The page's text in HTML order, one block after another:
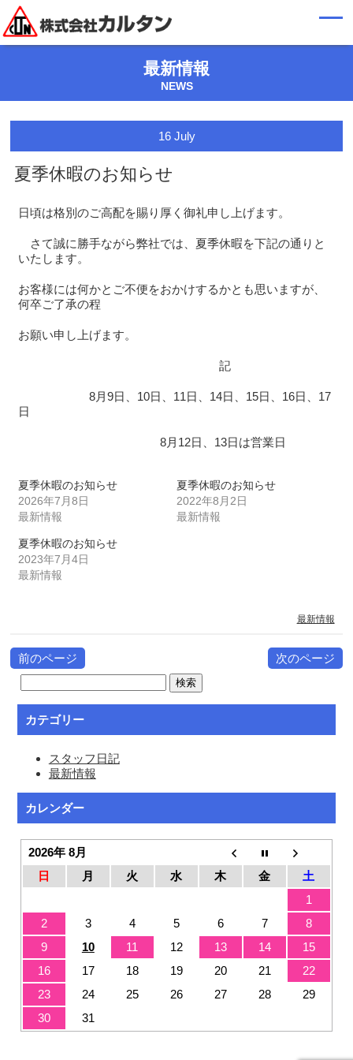
最新情報
NEWS
16 July
夏季休暇のお知らせ
日頃は格別のご高配を賜り厚く御礼申し上げます。
さて誠に勝手ながら弊社では、夏季休暇を下記の通りと
いたします。
お客様には何かとご不便をおかけするかとも思いますが、
何卒ご了承の程
お願い申し上げます。
記
8月9日、10日、11日、14日、15日、16日、17
日
8月12日、13日は営業日
夏季休暇のお知らせ
2026年7月8日
最新情報
夏季休暇のお知らせ
2022年8月2日
最新情報
夏季休暇のお知らせ
2023年7月4日
最新情報
最新情報
前のページ 次のページ
カテゴリー
スタッフ日記
最新情報
カレンダー
2026年 8月
日
月 火 水 木 金
土
1
2
3 4 5 6 7
8
9
10 11 12 13 14
15
16
17 18 19 20 21
22
23
24 25 26 27 28
29
30
31